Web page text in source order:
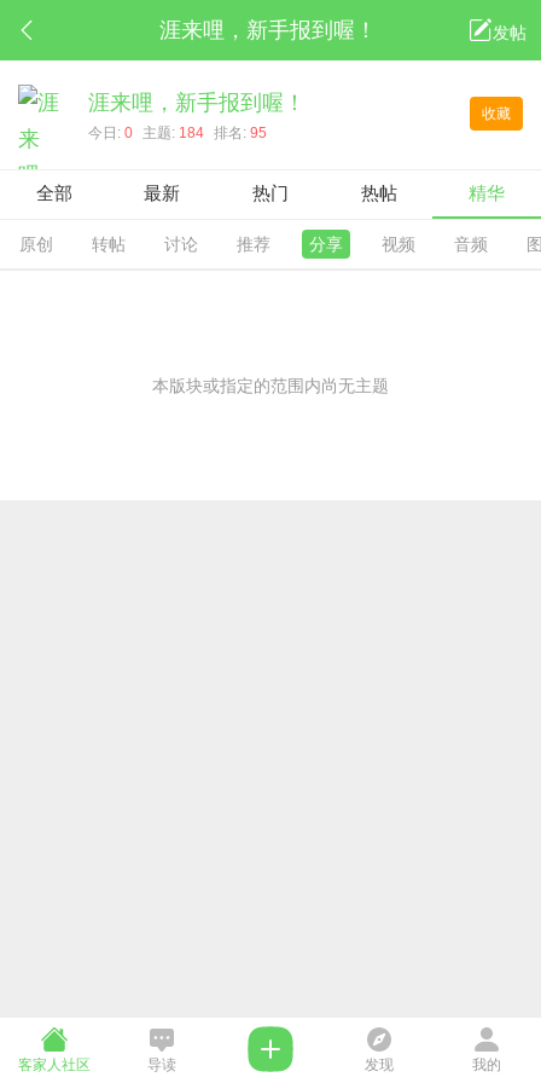
涯来哩，新手报到喔！ 发帖
收藏
涯来哩，新手报到喔！
今日: 0 主题: 184 排名: 95
全部 最新 热门 热帖 精华
原创 转帖 讨论 推荐 分享 视频 音频
本版块或指定的范围内尚无主题
客家人社区 导读 发现 我的